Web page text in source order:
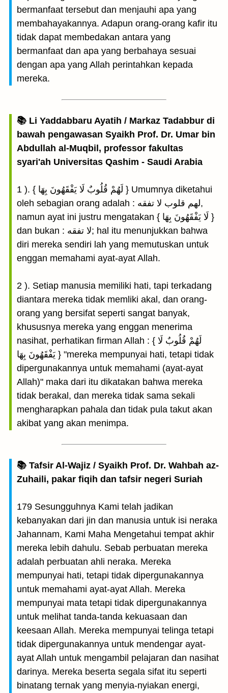
bermanfaat tersebut dan menjauhi apa yang
membahayakannya. Adapun orang-orang kafir itu
tidak dapat membedakan antara yang
bermanfaat dan apa yang berbahaya sesuai
dengan apa yang Allah perintahkan kepada
mereka.
📚 Li Yaddabbaru Ayatih / Markaz Tadabbur di
bawah pengawasan Syaikh Prof. Dr. Umar bin
Abdullah al-Muqbil, professor fakultas
syari'ah Universitas Qashim - Saudi Arabia
1 ). { لَهُمْ قُلُوبٌ لَا يَفْقَهُونَ بِهَا } Umumnya diketahui
oleh sebagian orang adalah : لهم قلوب لا تفقه,
namun ayat ini justru mengatakan { لَا يَفْقَهُونَ بِهَا }
dan bukan : لا تفقه; hal itu menunjukkan bahwa
diri mereka sendiri lah yang memutuskan untuk
enggan memahami ayat-ayat Allah.
2 ). Setiap manusia memiliki hati, tapi terkadang
diantara mereka tidak memliki akal, dan orang-
orang yang bersifat seperti sangat banyak,
khususnya mereka yang enggan menerima
nasihat, perhatikan firman Allah : { لَهُمْ قُلُوبٌ لَا
يَفْقَهُونَ بِهَا } "mereka mempunyai hati, tetapi tidak
dipergunakannya untuk memahami (ayat-ayat
Allah)" maka dari itu dikatakan bahwa mereka
tidak berakal, dan mereka tidak sama sekali
mengharapkan pahala dan tidak pula takut akan
akibat yang akan menimpa.
📚 Tafsir Al-Wajiz / Syaikh Prof. Dr. Wahbah az-
Zuhaili, pakar fiqih dan tafsir negeri Suriah
179 Sesungguhnya Kami telah jadikan
kebanyakan dari jin dan manusia untuk isi neraka
Jahannam, Kami Maha Mengetahui tempat akhir
mereka lebih dahulu. Sebab perbuatan mereka
adalah perbuatan ahli neraka. Mereka
mempunyai hati, tetapi tidak dipergunakannya
untuk memahami ayat-ayat Allah. Mereka
mempunyai mata tetapi tidak dipergunakannya
untuk melihat tanda-tanda kekuasaan dan
keesaan Allah. Mereka mempunyai telinga tetapi
tidak dipergunakannya untuk mendengar ayat-
ayat Allah untuk mengambil pelajaran dan nasihat
darinya. Mereka beserta segala sifat itu seperti
binatang ternak yang menyia-nyiakan energi,